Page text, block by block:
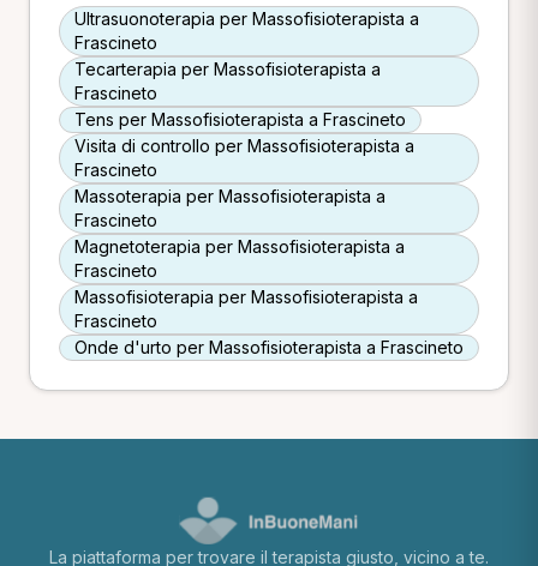
Ultrasuonoterapia per Massofisioterapista a
Frascineto
Tecarterapia per Massofisioterapista a
Frascineto
Tens per Massofisioterapista a Frascineto
Visita di controllo per Massofisioterapista a
Frascineto
Massoterapia per Massofisioterapista a
Frascineto
Magnetoterapia per Massofisioterapista a
Frascineto
Massofisioterapia per Massofisioterapista a
Frascineto
Onde d'urto per Massofisioterapista a Frascineto
La piattaforma per trovare il terapista giusto, vicino a te.